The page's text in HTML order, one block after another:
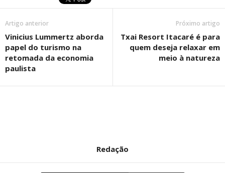
Artigo anterior
Vinicius Lummertz aborda
papel do turismo na
retomada da economia
paulista
Próximo artigo
Txai Resort Itacaré é para
quem deseja relaxar em
meio à natureza
Redação